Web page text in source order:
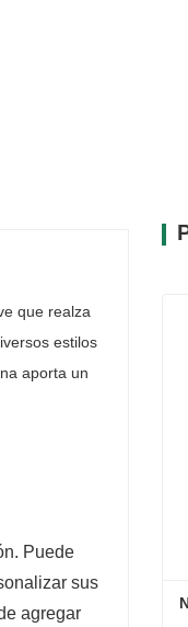
disfrutar de
que realza
estilos
aporta un
Puede
sus
agregar